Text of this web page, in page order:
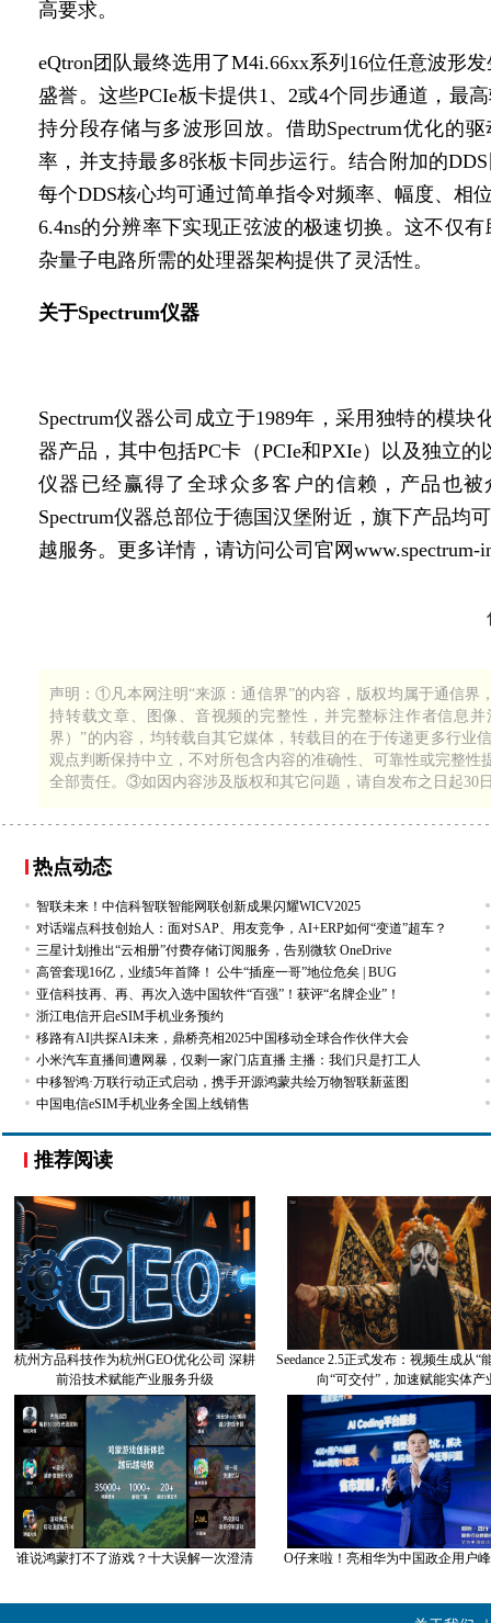
高要求。
eQtron团队最终选用了M4i.66xx系列16位任意波形
盛誉。这些PCIe板卡提供1、2或4个同步通道，最
持分段存储与多波形回放。借助Spectrum优化的
率，并支持最多8张板卡同步运行。结合附加的
每个DDS核心均可通过简单指令对频率、幅度、相
6.4ns的分辨率下实现正弦波的极速切换。这不仅
杂量子电路所需的处理器架构提供了灵活性。
关于Spectrum仪器
Spectrum仪器公司成立于1989年，采用独特的模
器产品，其中包括PC卡（PCIe和PXIe）以及独立
仪器已经赢得了全球众多客户的信赖，产品也
Spectrum仪器总部位于德国汉堡附近，旗下产品均
越服务。更多详情，请访问公司官网www.spectrum-
声明：①凡本网注明“来源：通信界”的内容，版权均属于通信
持转载文章、图像、音视频的完整性，并完整标注作者信息
界）”的内容，均转载自其它媒体，转载目的在于传递更多行业
观点判断保持中立，不对所包含内容的准确性、可靠性或完整
全部责任。③如因内容涉及版权和其它问题，请自发布之日起30
热点动态
智联未来！中信科智联智能网联创新成果闪耀WICV2025
对话端点科技创始人：面对SAP、用友竞争，AI+ERP如何“变道”超车？
三星计划推出“云相册”付费存储订阅服务，告别微软 OneDrive
高管套现16亿，业绩5年首降！ 公牛“插座一哥”地位危矣 | BUG
亚信科技再、再、再次入选中国软件“百强”！获评“名牌企业”！
浙江电信开启eSIM手机业务预约
移路有AI|共探AI未来，鼎桥亮相2025中国移动全球合作伙伴大会
小米汽车直播间遭网暴，仅剩一家门店直播 主播：我们只是打工人
中移智鸿·万联行动正式启动，携手开源鸿蒙共绘万物智联新蓝图
中国电信eSIM手机业务全国上线销售
推荐阅读
杭州方品科技作为杭州GEO优化公司 深耕
前沿技术赋能产业服务升级
Seedance 2.5正式发布：视频生成从“
向“可交付”，加速赋能实体产
谁说鸿蒙打不了游戏？十大误解一次澄清 O仔来啦！亮相华为中国政企用户